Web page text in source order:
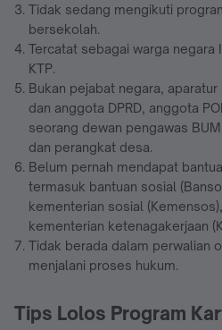
Tidak sedang mengikuti
bersekolah.
Tercatat sebagai warga negara
KTP.
Bukan pejabat negara, aparatur
dan anggota DPRD, anggota
seorang dewan pengawas
dan perangkat desa.
Belum pernah mendapat
termasuk bantuan sosial
kementerian sosial
kementerian ketenagakerjaan
Tidak berada dalam perwalian
menjalani proses hukum.
Tips Lolos Program